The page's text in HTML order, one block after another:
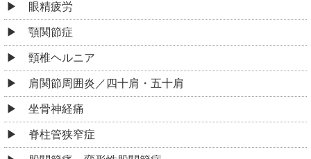
眼精疲労
顎関節症
頸椎ヘルニア
肩関節周囲炎／四十肩・五十肩
坐骨神経痛
脊柱管狭窄症